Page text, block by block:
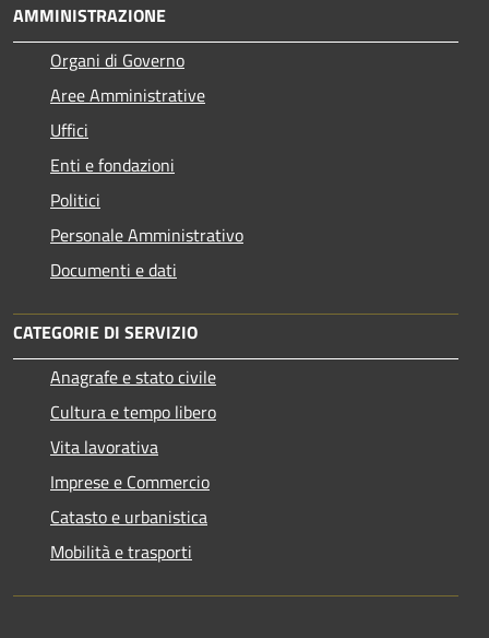
AMMINISTRAZIONE
Organi di Governo
Aree Amministrative
Uffici
Enti e fondazioni
Politici
Personale Amministrativo
Documenti e dati
CATEGORIE DI SERVIZIO
Anagrafe e stato civile
Cultura e tempo libero
Vita lavorativa
Imprese e Commercio
Catasto e urbanistica
Mobilità e trasporti